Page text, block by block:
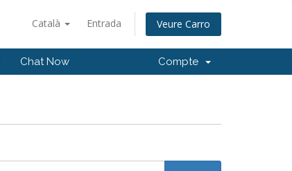
Català Entrada Veure Carro
Chat Now Compte